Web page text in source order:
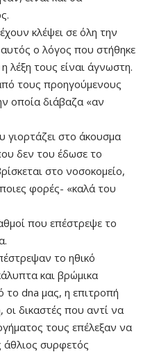
κλέψει σε όλη την
ο λόγος που στήθηκε
λέξη τους είναι άγνωστη.
τους προηγούμενους
οποία διάβαζα «αν
γιορτάζει στο άκουσμα
δεν του έδωσε το
στο νοσοκομείο,
φορές- «καλά του
που επέστρεψε το
το ηθικό
και βρώμικα
dna μας, η επιτροπή
δικαστές που αντί να
τους επέλεξαν να
άθλιος συρφετός